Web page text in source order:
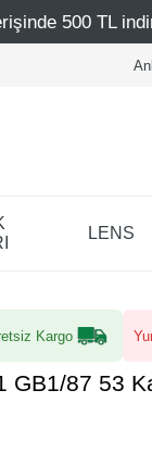
LENS
Kargo
GB1/87 53